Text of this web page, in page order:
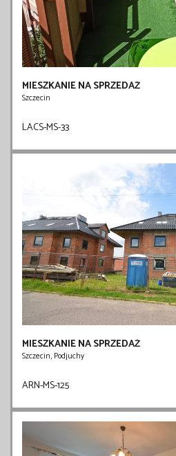
MIESZKANIE NA SPRZEDAŻ
Szczecin
LACS-MS-33
MIESZKANIE NA SPRZEDAŻ
Szczecin, Podjuchy
ARN-MS-125